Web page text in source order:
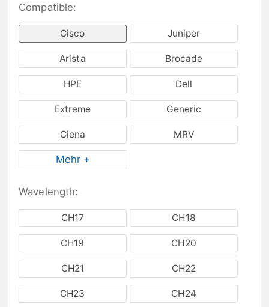
Compatible:
Cisco Juniper
Arista Brocade
HPE Dell
Extreme Generic
Ciena MRV
Mehr +
Wavelength:
CH17 CH18
CH19 CH20
CH21 CH22
CH23 CH24